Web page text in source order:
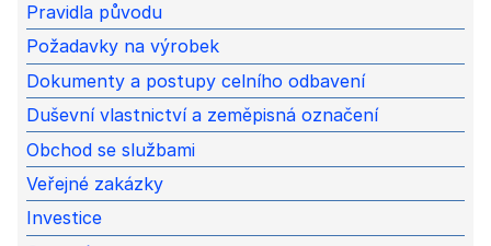
Pravidla původu
Požadavky na výrobek
Dokumenty a postupy celního odbavení
Duševní vlastnictví a zeměpisná označení
Obchod se službami
Veřejné zakázky
Investice